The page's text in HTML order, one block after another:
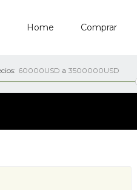
Home Comprar
60000USD a 3500000USD